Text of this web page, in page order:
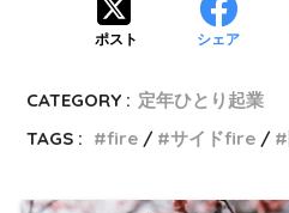
ポスト シェア
CATEGORY : 定年ひとり起業
TAGS :
fire サイドfire